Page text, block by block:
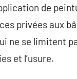
de
privées aux
ne se limitent
et l’usure.